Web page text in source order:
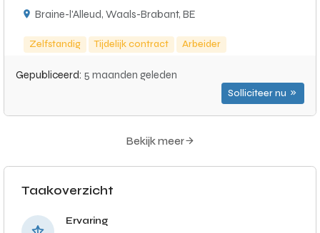
Braine-l'Alleud, Waals-Brabant, BE
Zelfstandig Tijdelijk contract Arbeider
Gepubliceerd: 5 maanden geleden
Solliciteer nu
Bekijk meer
Taakoverzicht
Ervaring